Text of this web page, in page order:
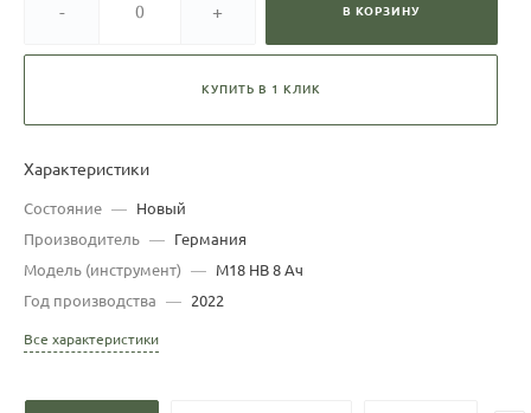
- + В КОРЗИНУ
КУПИТЬ В 1 КЛИК
Характеристики
Состояние —
Новый
Производитель —
Германия
Модель (инструмент)
—
M18 HB 8 Ач
Год производства
— 2022
Все характеристики